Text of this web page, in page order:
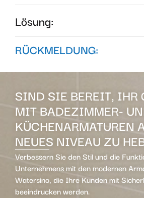
Lösung:
RÜCKMELDUNG:
SIND SIE BEREIT, IHR
MIT BADEZIMMER-
KÜCHENARMATUREN
NEUES NIVEAU ZU
Verbessern Sie den Stil und die
Unternehmens mit den modernen
Watersino, die Ihre Kunden mit
beeindrucken werden.